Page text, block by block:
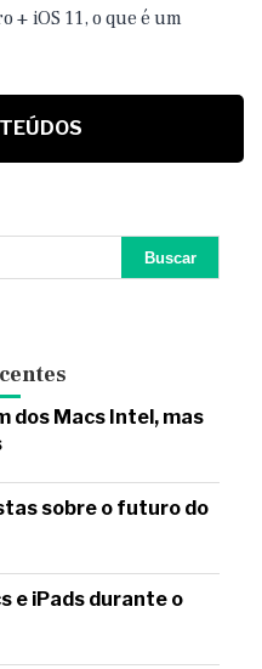
+ iOS 11, o que é um
dos Macs Intel, mas
sobre o futuro do
e iPads durante o